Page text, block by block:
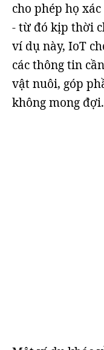
cho phép họ
- từ đó kịp thời
ví dụ này, IoT
các thông tin
vật nuôi, góp
không mong đợi.